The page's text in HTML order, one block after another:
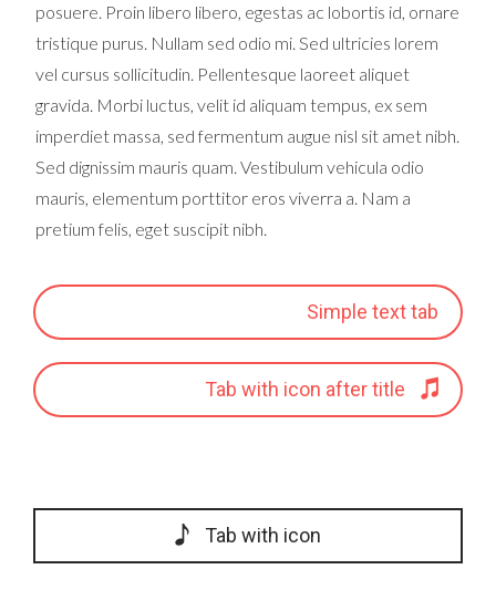
posuere. Proin libero libero, egestas ac lobortis id, ornare
tristique purus. Nullam sed odio mi. Sed ultricies lorem
vel cursus sollicitudin. Pellentesque laoreet aliquet
gravida. Morbi luctus, velit id aliquam tempus, ex sem
imperdiet massa, sed fermentum augue nisl sit amet nibh.
Sed dignissim mauris quam. Vestibulum vehicula odio
mauris, elementum porttitor eros viverra a. Nam a
pretium felis, eget suscipit nibh.
Simple text tab
Tab with icon after title
Tab with icon